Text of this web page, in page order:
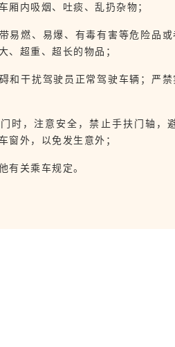
费乘车证的办理流程及条
厢内吸烟、吐痰、乱扔杂物；
易燃、易爆、有毒有害等危险品
、超重、超长的物品；
和干扰驾驶员正常驾驶车辆；严
时，注意安全，禁止手扶门轴，
窗外，以免发生意外；
有关乘车规定。